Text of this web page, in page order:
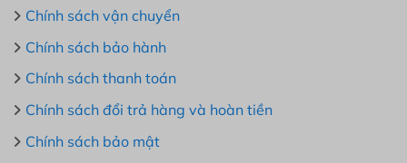
Chính sách vận chuyển
Chính sách bảo hành
Chính sách thanh toán
Chính sách đổi trả hàng và hoàn tiền
Chính sách bảo mật